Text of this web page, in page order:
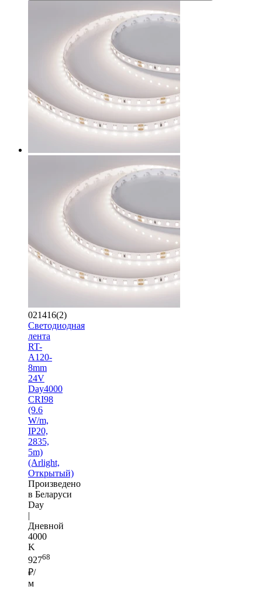
021416(2)
Светодиодная
лента
RT-
A120-
8mm
24V
Day4000
CRI98
(9.6
W/m,
IP20,
2835,
5m)
(Arlight,
Открытый)
Произведено
в Беларуси
Day
|
Дневной
4000
K
92768
₽/
м